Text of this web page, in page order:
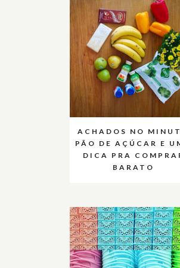
ACHADOS NO
PÃO DE AÇÚCAR E
DICA PRA
BARATO